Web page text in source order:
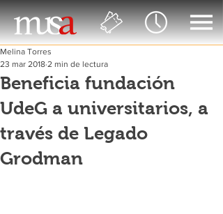
Beneficia fundación
UdeG a universitarios, a
través de Legado
Grodman
Melina Torres
23 mar 2018 2 min de lectura